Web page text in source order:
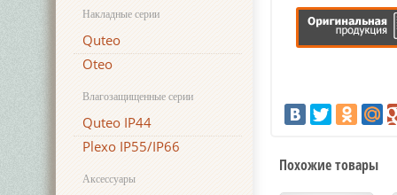
Накладные серии
Quteo
Oteo
Влагозащищенные серии
Quteo IP44
Plexo IP55/IP66
Аксессуары
Похожие товары